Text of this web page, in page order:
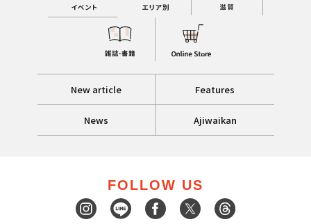
New article Features
News Ajiwaikan
FOLLOW US